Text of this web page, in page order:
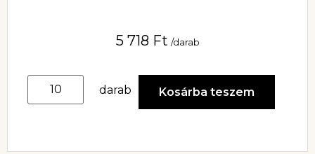
5 718 Ft /darab
darab Kosárba teszem